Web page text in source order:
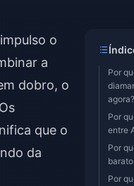
o
a
dobro, o
que o
da
Por
agora?
Por
entre
Por
Por